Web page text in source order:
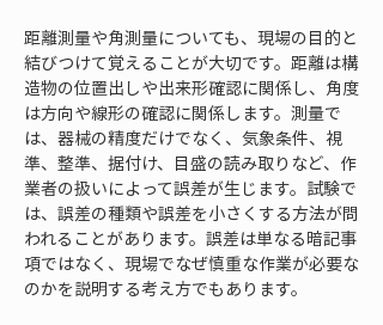
距離測量や角測量についても、現場の目的と
結びつけて覚えることが大切です。距離は構
造物の位置出しや出来形確認に関係し、角度
は方向や線形の確認に関係します。測量で
は、器械の精度だけでなく、気象条件、視
準、整準、据付け、目盛の読み取りなど、作
業者の扱いによって誤差が生じます。試験で
は、誤差の種類や誤差を小さくする方法が問
われることがあります。誤差は単なる暗記事
項ではなく、現場でなぜ慎重な作業が必要な
のかを説明する考え方でもあります。